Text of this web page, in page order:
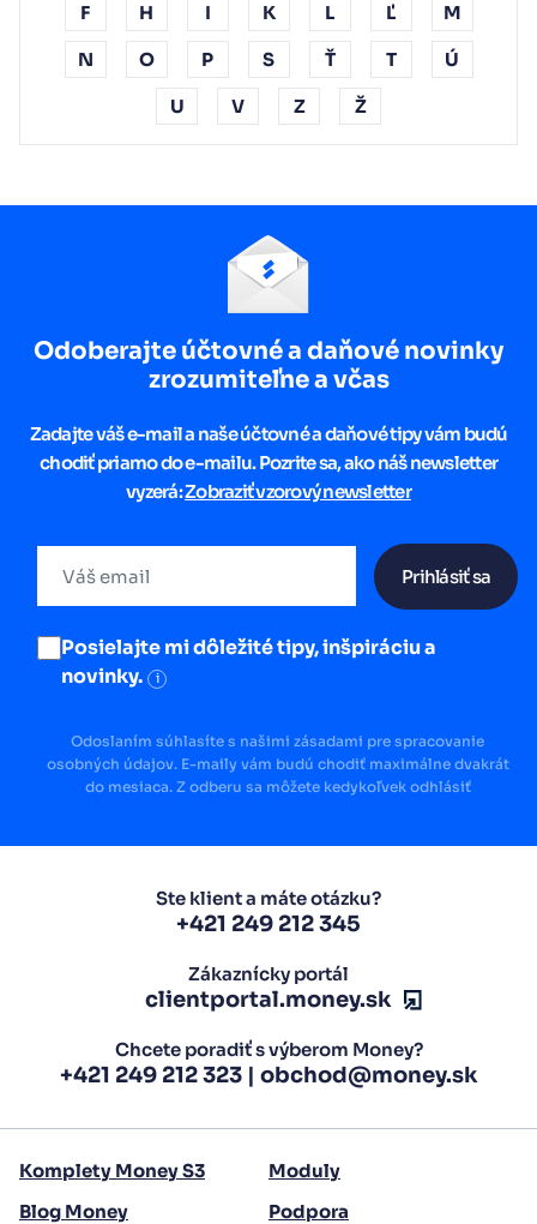
F H I K L Ľ M
N O P S Ť T Ú
U V Z Ž
Odoberajte účtovné a daňové novinky
zrozumiteľne a včas
Zadajte váš e-mail a naše účtovné a daňové tipy vám budú
chodiť priamo do e-mailu. Pozrite sa, ako náš newsletter
vyzerá:Zobraziť vzorový newsletter
Prihlásiť sa
Posielajte mi dôležité tipy, inšpiráciu a
novinky.
i
Odoslaním súhlasíte s našimi zásadami pre spracovanie
osobných údajov. E-maily vám budú chodiť maximálne dvakrát
do mesiaca. Z odberu sa môžete kedykoľvek odhlásiť
Ste klient a máte otázku?
+421 249 212 345
Zákaznícky portál
clientportal.money.sk
Chcete poradiť s výberom Money?
+421 249 212 323| obchod@money.sk
Komplety Money S3
Moduly
Blog Money
Podpora